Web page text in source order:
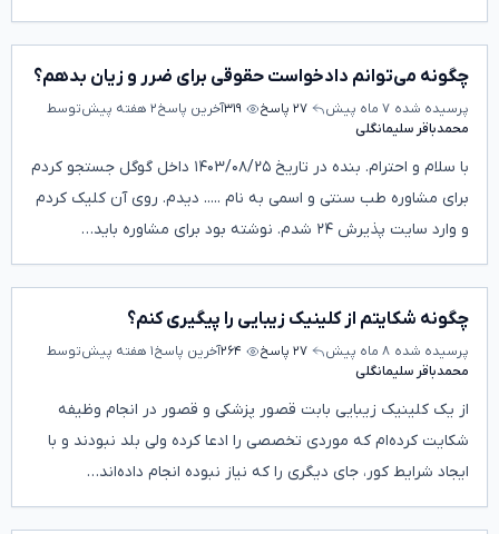
چگونه می‌توانم دادخواست حقوقی برای ضرر و زیان بدهم؟
پرسیده شده ۷ ماه پیش ۲۷ پاسخ ۳۱۹آخرین پاسخ۲ هفته پیش
توسط
محمدباقر سلیمانگلی
با سلام و احترام. بنده در تاریخ ۱۴۰۳/۰۸/۲۵ داخل گوگل جستجو کردم
برای مشاوره طب سنتی و اسمی به نام ..... دیدم. روی آن کلیک کردم
و وارد سایت پذیرش ۲۴ شدم. نوشته بود برای مشاوره باید…
چگونه شکایتم از کلینیک زیبایی را پیگیری کنم؟
پرسیده شده ۸ ماه پیش ۲۷ پاسخ ۲۶۴آخرین پاسخ۱ هفته پیش
توسط
محمدباقر سلیمانگلی
از یک کلینیک زیبایی بابت قصور پزشکی و قصور در انجام وظیفه
شکایت کرده‌ام که موردی تخصصی را ادعا کرده ولی بلد نبودند و با
ایجاد شرایط کور، جای دیگری را که نیاز نبوده انجام داده‌اند…